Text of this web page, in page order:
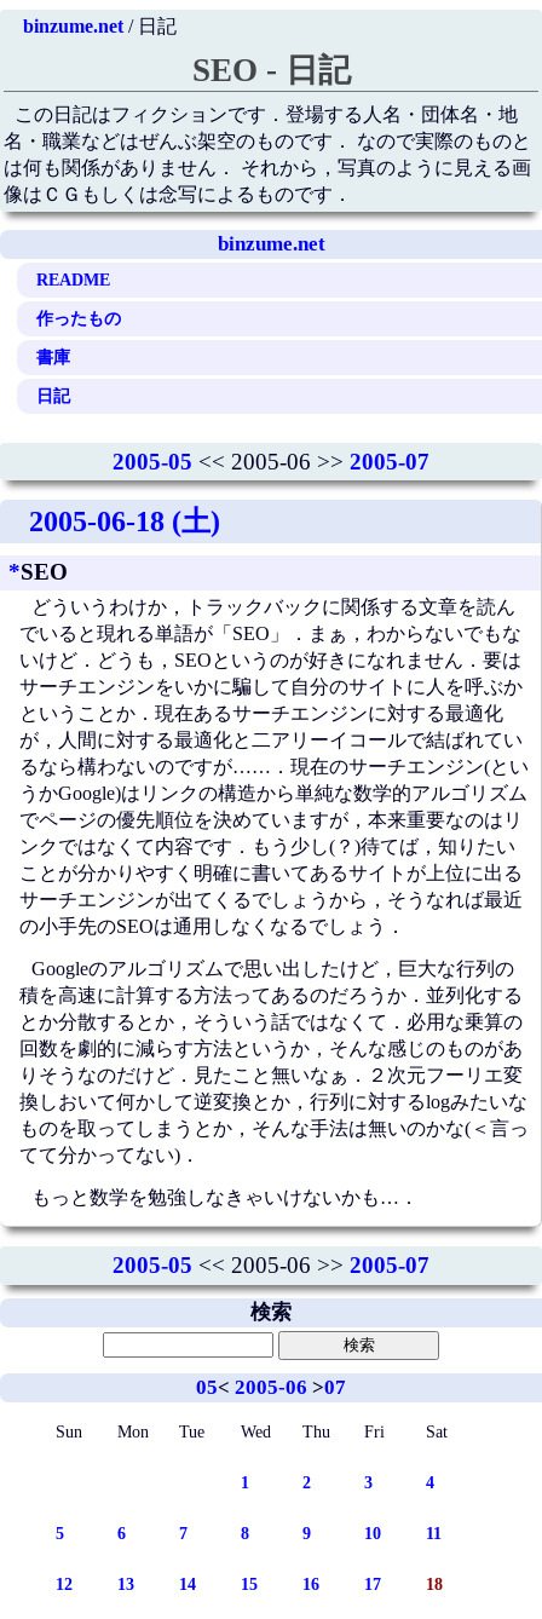
binzume.net/ 日記
SEO - 日記
この日記はフィクションです．登場する人名・団体名・地
名・職業などはぜんぶ架空のものです． なので実際のものと
は何も関係がありません． それから，写真のように見える画
像はＣＧもしくは念写によるものです．
binzume.net
README
作ったもの
書庫
日記
2005-05 << 2005-06 >> 2005-07
2005-06-18 (土)
*SEO
どういうわけか，トラックバックに関係する文章を読ん
でいると現れる単語が「SEO」．まぁ，わからないでもな
いけど．どうも，SEOというのが好きになれません．要は
サーチエンジンをいかに騙して自分のサイトに人を呼ぶか
ということか．現在あるサーチエンジンに対する最適化
が，人間に対する最適化と二アリーイコールで結ばれてい
るなら構わないのですが……．現在のサーチエンジン(とい
うかGoogle)はリンクの構造から単純な数学的アルゴリズム
でページの優先順位を決めていますが，本来重要なのはリ
ンクではなくて内容です．もう少し(？)待てば，知りたい
ことが分かりやすく明確に書いてあるサイトが上位に出る
サーチエンジンが出てくるでしょうから，そうなれば最近
の小手先のSEOは通用しなくなるでしょう．
Googleのアルゴリズムで思い出したけど，巨大な行列の
積を高速に計算する方法ってあるのだろうか．並列化する
とか分散するとか，そういう話ではなくて．必用な乗算の
回数を劇的に減らす方法というか，そんな感じのものがあ
りそうなのだけど．見たこと無いなぁ．２次元フーリエ変
換しおいて何かして逆変換とか，行列に対するlogみたいな
ものを取ってしまうとか，そんな手法は無いのかな(＜言っ
てて分かってない)．
もっと数学を勉強しなきゃいけないかも…．
2005-05 << 2005-06 >> 2005-07
検索
05< 2005-06 >07
Sun Mon Tue Wed Thu Fri Sat
1 2 3 4
5 6 7 8 9 10 11
12 13 14 15 16 17 18